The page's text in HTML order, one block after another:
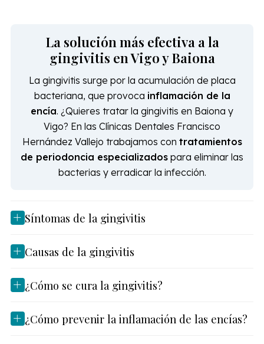
La solución más efectiva a la
gingivitis en Vigo y Baiona
La gingivitis surge por la acumulación de placa
bacteriana, que provoca inflamación de la
encía. ¿Quieres tratar la gingivitis en Baiona y
Vigo? En las Clínicas Dentales Francisco
Hernández Vallejo trabajamos con tratamientos
de periodoncia especializados para eliminar las
bacterias y erradicar la infección.
Síntomas de la gingivitis
Causas de la gingivitis
¿Cómo se cura la gingivitis?
¿Cómo prevenir la inflamación de las encías?